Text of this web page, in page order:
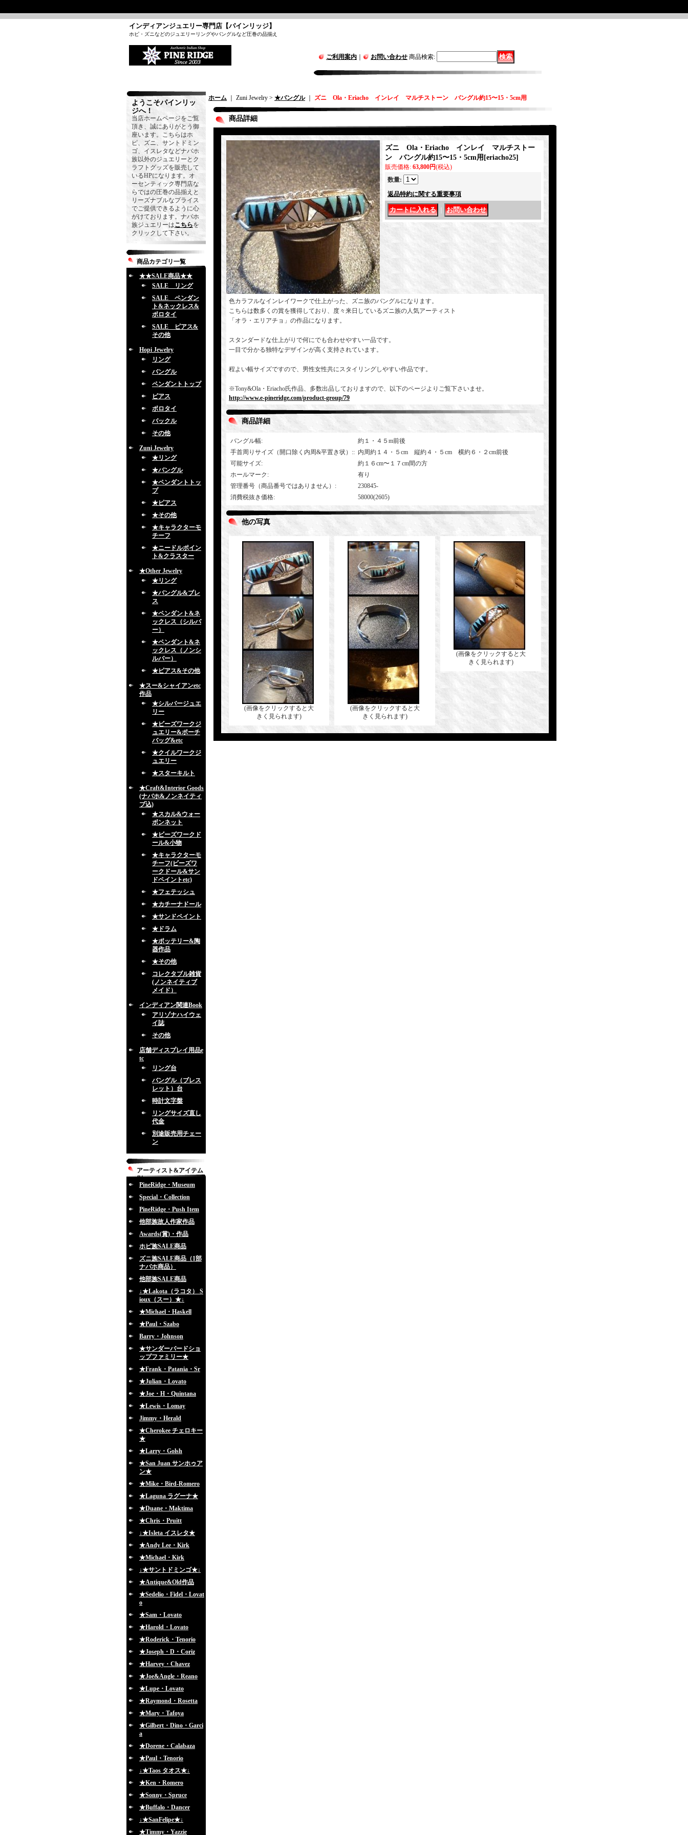
インディアンジュエリー専門店【パインリッジ】
ホピ・ズニなどのジュエリーリングやバングルなど圧巻の品揃え
ご利用案内 お問い合わせ 商品検索:
ようこそパインリッ
ジへ！
当店ホームページをご覧
頂き、誠にありがとう御
座います。こちらはホ
ピ、ズニ、サントドミン
ゴ、イスレタなどナバホ
族以外のジュエリーとク
ラフトグッズを販売して
いるHPになります。オ
ーセンティック専門店な
らではの圧巻の品揃えと
リーズナブルなプライス
でご提供できるように心
がけております。ナバホ
族ジュエリーはこちらを
クリックして下さい。
商品カテゴリ一覧
★★SALE商品★★
SALE リング
SALE ペンダン
ト&ネックレス&
ボロタイ
SALE ピアス&
その他
Hopi Jewelry
リング
バングル
ペンダントトップ
ピアス
ボロタイ
バックル
その他
Zuni Jewelry
★リング
★バングル
★ペンダントトッ
プ
★ピアス
★その他
★キャラクターモ
チーフ
★ニードルポイン
ト&クラスター
★Other Jewelry
★リング
★バングル&ブレ
ス
★ペンダント&ネ
ックレス（シルバ
ー）
★ペンダント&ネ
ックレス（ノンシ
ルバー）
★ピアス&その他
★スー&シャイアンetc
作品
★シルバージュエ
リー
★ビーズワークジ
ュエリー&ポーチ
バッグ&etc
★クイルワークジ
ュエリー
★スターキルト
★Craft&Interior Goods
(ナバホ&ノンネイティ
ブ込)
★スカル&ウォー
ボンネット
★ビーズワークド
ール&小物
★キャラクターモ
チーフ(ビーズワ
ークドール&サン
ドペイントetc)
★フェテッシュ
★カチーナドール
★サンドペイント
★ドラム
★ポッテリー&陶
器作品
★その他
コレクタブル雑貨
(ノンネイティブ
メイド）
インディアン関連Book
アリゾナハイウェ
イ誌
その他
店舗ディスプレイ用品e
tc
リング台
バングル（ブレス
レット）台
時計文字盤
リングサイズ直し
代金
別途販売用チェー
ン
アーティスト&アイテム
別
PineRidge・Museum
Special・Collection
PineRidge・Push Item
他部族故人作家作品
Awards(賞)・作品
ホピ族SALE商品
ズニ族SALE商品（1部
ナバホ商品）
他部族SALE商品
↓★Lakota（ラコタ） S
ioux（スー）★↓
★Michael・Haskell
★Paul・Szabo
Barry・Johnson
★サンダーバードショ
ップファミリー★
★Frank・Patania・Sr
★Julian・Lovato
★Joe・H・Quintana
★Lewis・Lomay
Jimmy・Herald
★Cherokee チェロキー
★
★Larry・Golsh
★San Juan サンホゥア
ン★
★Mike・Bird-Romero
★Laguna ラグーナ★
★Duane・Maktima
★Chris・Pruitt
↓★Isleta イスレタ★
★Andy Lee・Kirk
★Michael・Kirk
↓★サントドミンゴ★↓
★Antique&Old作品
★Sedelio・Fidel・Lovat
o
★Sam・Lovato
★Harold・Lovato
★Roderick・Tenorio
★Joseph・D・Coriz
★Harvey・Chavez
★Joe&Angle・Reano
★Lupe・Lovato
★Raymond・Rosetta
★Mary・Tafoya
★Gilbert・Dino・Garci
a
★Dorene・Calabaza
★Paul・Tenorio
↓★Taos タオス★↓
★Ken・Romero
★Sonny・Spruce
★Buffalo・Dancer
↓★SanFelipe★↓
★Timmy・Yazzie
ホーム ｜ Zuni Jewelry > ★バングル｜ ズニ Ola・Eriacho インレイ マルチストーン バングル約15〜15・5cm用
商品詳細
ズニ Ola・Eriacho インレイ マルチストー
ン バングル約15〜15・5cm用 [eriacho25]
販売価格: 63,800円(税込)
数量:
返品特約に関する重要事項
色カラフルなインレイワークで仕上がった、ズニ族のバングルになります。
こちらは数多くの賞を獲得しており、度々来日しているズニ族の人気アーティスト
「オラ・エリアチョ」の作品になります。
スタンダードな仕上がりで何にでも合わせやすい一品です。
一目で分かる独特なデザインが高く支持されています。
程よい幅サイズですので、男性女性共にスタイリングしやすい作品です。
※Tony&Ola・Eriacho氏作品、多数出品しておりますので、以下のページよりご覧下さいませ。
http://www.e-pineridge.com/product-group/79
商品詳細
バングル幅:
約１・４５m前後
手首周りサイズ（開口除く内周&平置き状）:: 内周約１４・５cm 縦約４・５cm 横約６・２cm前後
可能サイズ:
約１６cm〜１７cm間の方
ホールマーク :
有り
管理番号（商品番号ではありません） :
230845-
消費税抜き価格: 58000(2605)
他の写真
(画像をクリックすると大
きく見られます)
(画像をクリックすると大
きく見られます)
(画像をクリックすると大
きく見られます)